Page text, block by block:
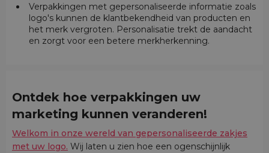
Verpakkingen met gepersonaliseerde informatie zoals
logo's kunnen de klantbekendheid van producten en
het merk vergroten. Personalisatie trekt de aandacht
en zorgt voor een betere merkherkenning.
Ontdek hoe verpakkingen uw
marketing kunnen veranderen!
Welkom in onze wereld van gepersonaliseerde zakjes
met uw logo. Wij laten u zien hoe een ogenschijnlijk